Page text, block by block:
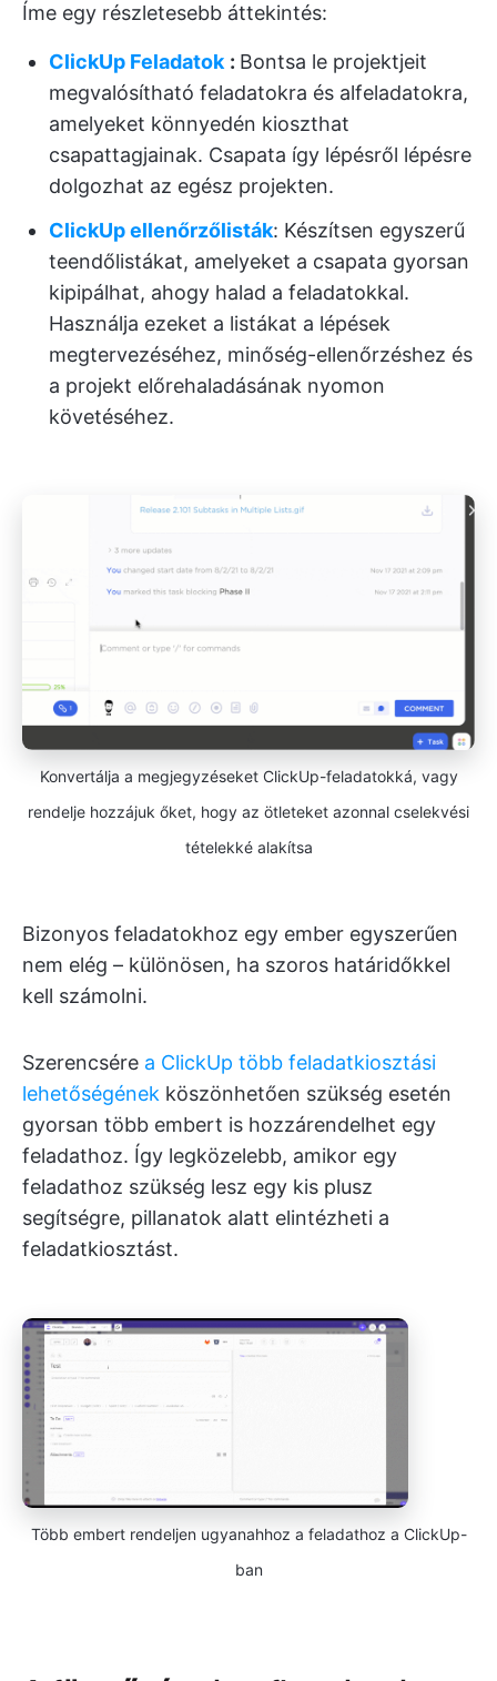
Íme egy részletesebb áttekintés:
ClickUp Feladatok : Bontsa le projektjeit
megvalósítható feladatokra és alfeladatokra,
amelyeket könnyedén kioszthat
csapattagjainak. Csapata így lépésről lépésre
dolgozhat az egész projekten.
ClickUp ellenőrzőlisták: Készítsen egyszerű
teendőlistákat, amelyeket a csapata gyorsan
kipipálhat, ahogy halad a feladatokkal.
Használja ezeket a listákat a lépések
megtervezéséhez, minőség-ellenőrzéshez és
a projekt előrehaladásának nyomon
követéséhez.
Konvertálja a megjegyzéseket ClickUp-feladatokká, vagy
rendelje hozzájuk őket, hogy az ötleteket azonnal cselekvési
tételekké alakítsa
Bizonyos feladatokhoz egy ember egyszerűen
nem elég – különösen, ha szoros határidőkkel
kell számolni.
Szerencsére a ClickUp több feladatkiosztási
lehetőségének köszönhetően szükség esetén
gyorsan több embert is hozzárendelhet egy
feladathoz. Így legközelebb, amikor egy
feladathoz szükség lesz egy kis plusz
segítségre, pillanatok alatt elintézheti a
feladatkiosztást.
Több embert rendeljen ugyanahhoz a feladathoz a ClickUp-
ban